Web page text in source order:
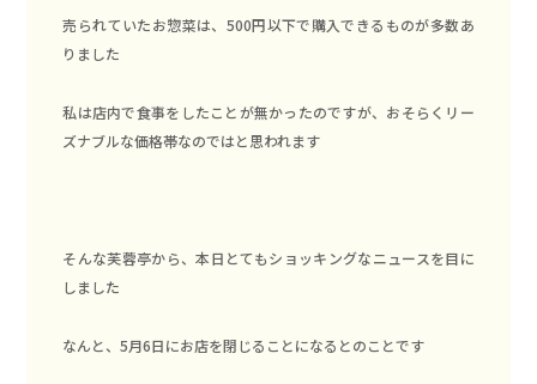
売られていたお惣菜は、500円以下で購入できるものが多数あ
りました
私は店内で食事をしたことが無かったのですが、おそらくリー
ズナブルな価格帯なのではと思われます
そんな芙蓉亭から、本日とてもショッキングなニュースを目に
しました
なんと、5月6日にお店を閉じることになるとのことです